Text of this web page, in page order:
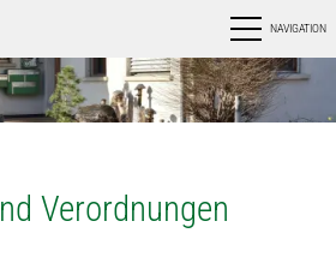
NAVIGATION
Verordnungen